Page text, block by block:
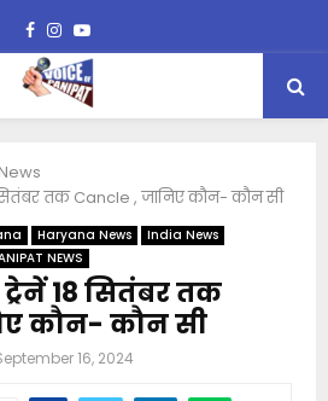
Facebook
Instagram
Youtube
सितंबर तक Cancle , जानिए कौन- कौन सी
Haryana News
India News
NEWS
18 सितंबर तक
कौन- कौन सी
16, 2024